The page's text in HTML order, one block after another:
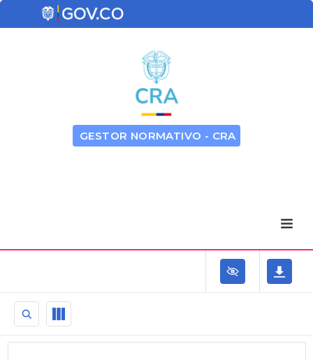
GESTOR NORMATIVO - CRA